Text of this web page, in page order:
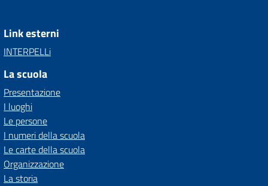
Link esterni
INTERPELLi
La scuola
Presentazione
I luoghi
Le persone
I numeri della scuola
Le carte della scuola
Organizzazione
La storia